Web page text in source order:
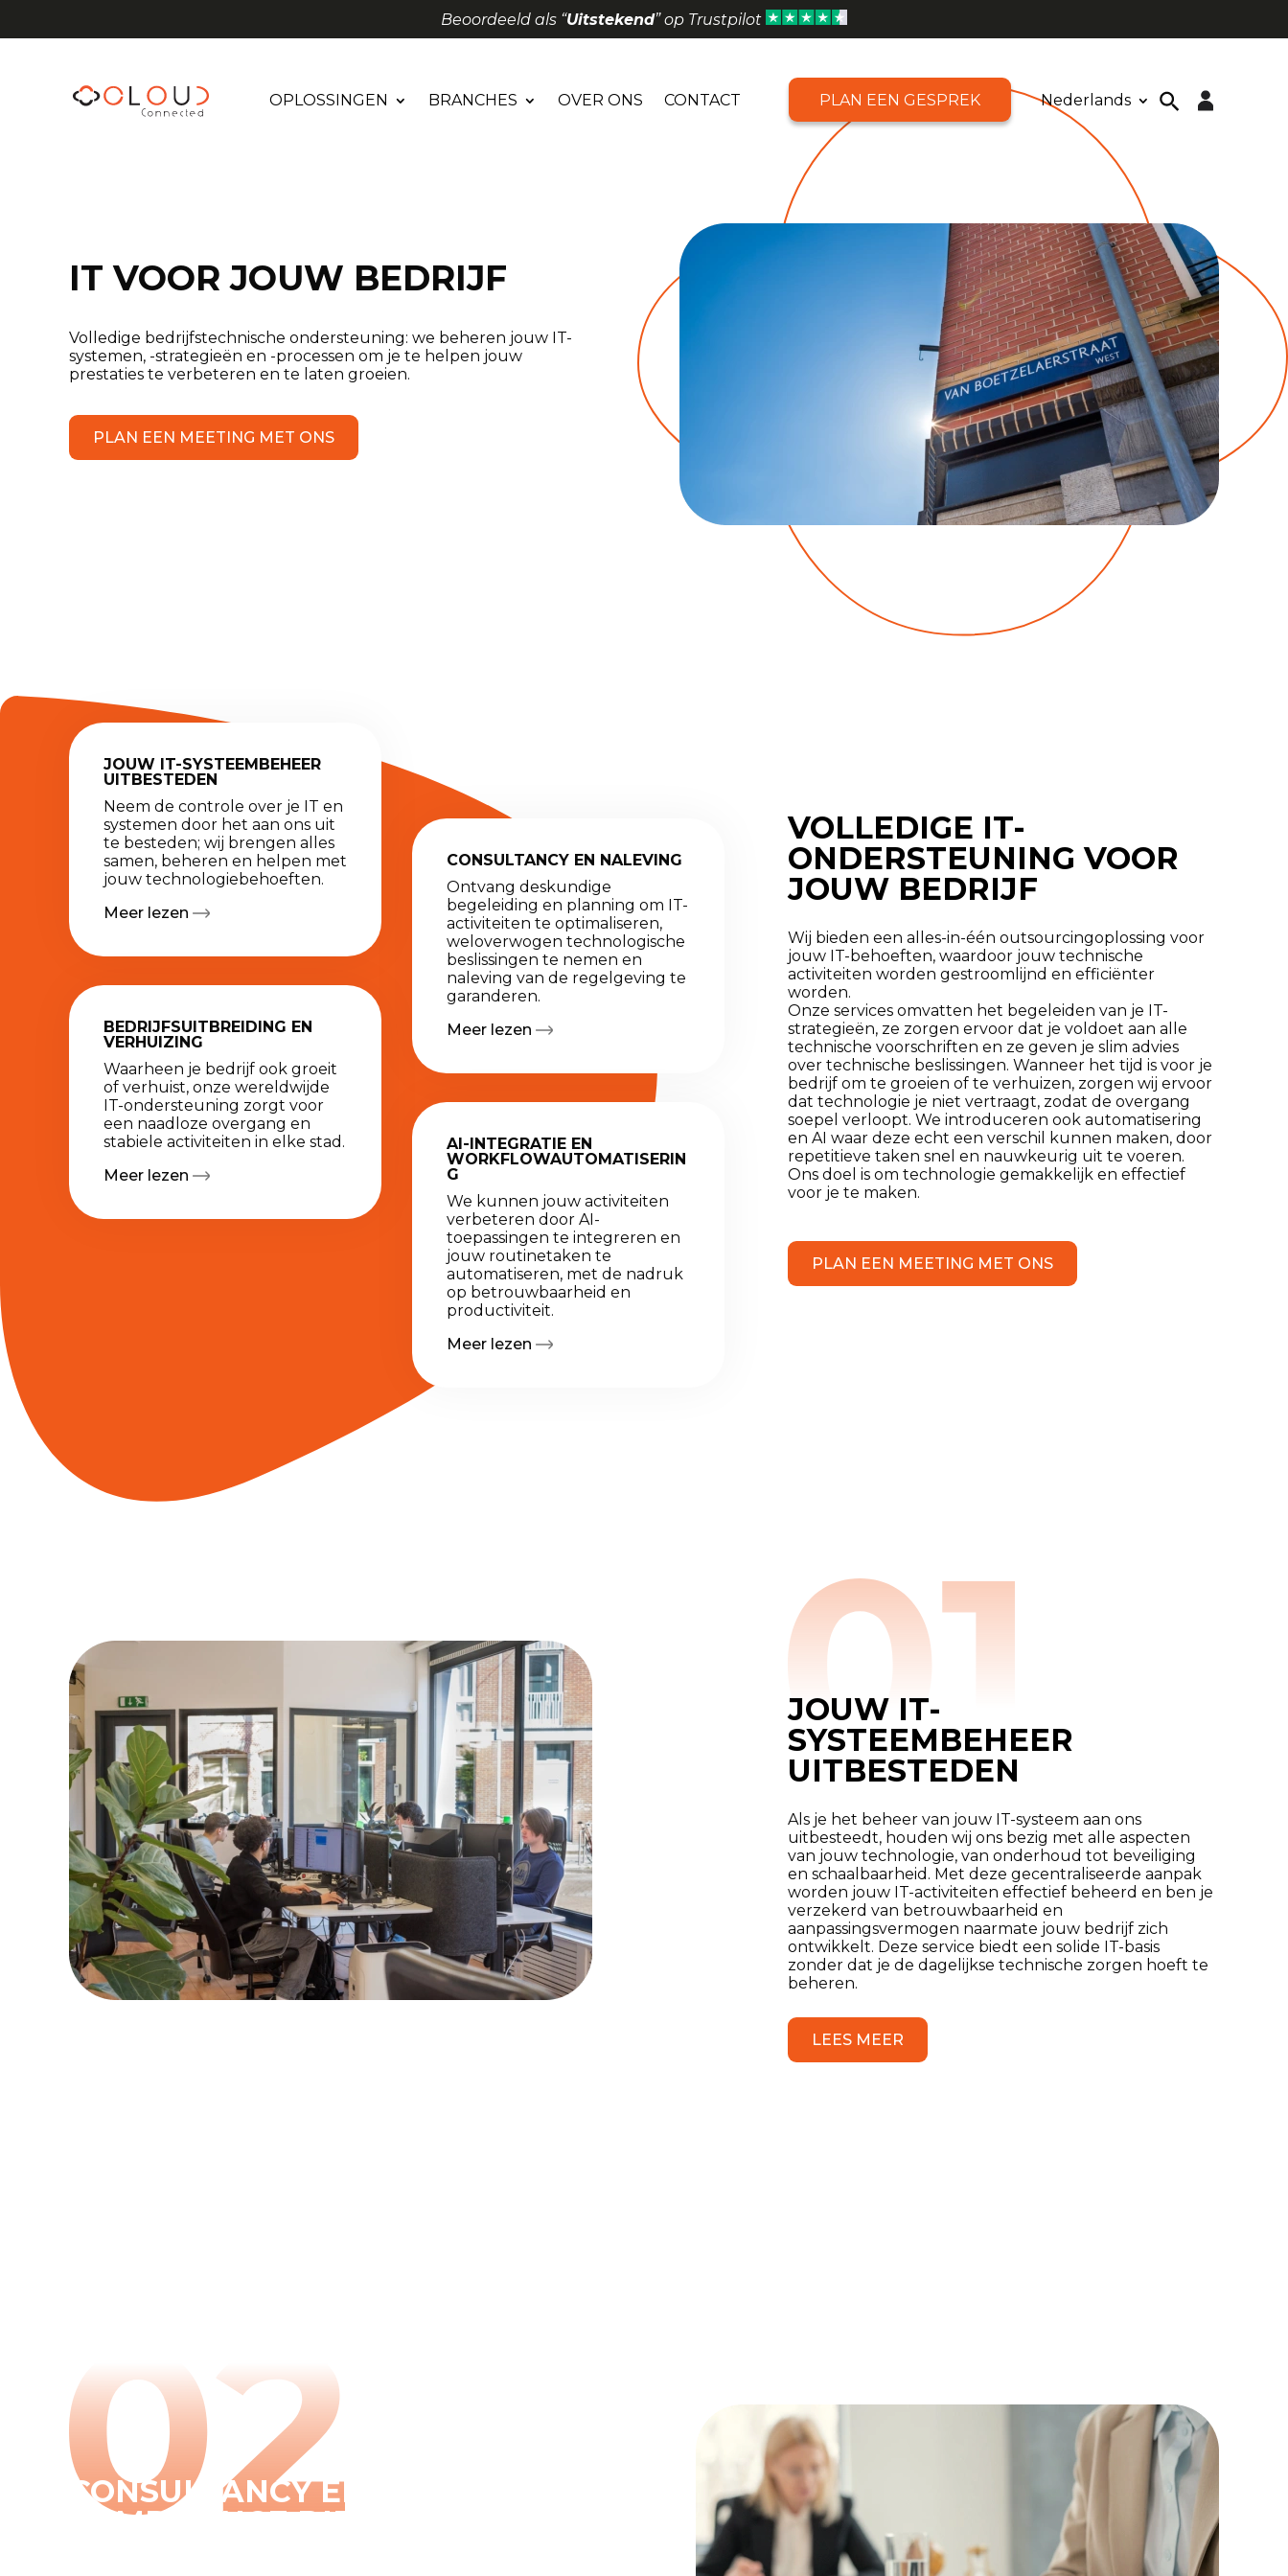
Beoordeeld als “Uitstekend” op Trustpilot
OPLOSSINGEN BRANCHES OVER ONS CONTACT PLAN EEN GESPREK Nederlands
IT VOOR JOUW BEDRIJF
Volledige bedrijfstechnische ondersteuning: we beheren jouw IT-
systemen, -strategieën en -processen om je te helpen jouw
prestaties te verbeteren en te laten groeien.
PLAN EEN MEETING MET ONS
JOUW IT-SYSTEEMBEHEER
UITBESTEDEN
Neem de controle over je IT en
systemen door het aan ons uit
te besteden; wij brengen alles
samen, beheren en helpen met
jouw technologiebehoeften.
Meer lezen
BEDRIJFSUITBREIDING EN
VERHUIZING
Waarheen je bedrijf ook groeit
of verhuist, onze wereldwijde
IT-ondersteuning zorgt voor
een naadloze overgang en
stabiele activiteiten in elke stad.
Meer lezen
CONSULTANCY EN NALEVING
Ontvang deskundige
begeleiding en planning om IT-
activiteiten te optimaliseren,
weloverwogen technologische
beslissingen te nemen en
naleving van de regelgeving te
garanderen.
Meer lezen
AI-INTEGRATIE EN
WORKFLOWAUTOMATISERIN
G
We kunnen jouw activiteiten
verbeteren door AI-
toepassingen te integreren en
jouw routinetaken te
automatiseren, met de nadruk
op betrouwbaarheid en
productiviteit.
Meer lezen
VOLLEDIGE IT-
ONDERSTEUNING VOOR
JOUW BEDRIJF
Wij bieden een alles-in-één outsourcingoplossing voor
jouw IT-behoeften, waardoor jouw technische
activiteiten worden gestroomlijnd en efficiënter
worden.
Onze services omvatten het begeleiden van je IT-
strategieën, ze zorgen ervoor dat je voldoet aan alle
technische voorschriften en ze geven je slim advies
over technische beslissingen. Wanneer het tijd is voor je
bedrijf om te groeien of te verhuizen, zorgen wij ervoor
dat technologie je niet vertraagt, zodat de overgang
soepel verloopt. We introduceren ook automatisering
en AI waar deze echt een verschil kunnen maken, door
repetitieve taken snel en nauwkeurig uit te voeren.
Ons doel is om technologie gemakkelijk en effectief
voor je te maken.
PLAN EEN MEETING MET ONS
JOUW IT-
SYSTEEMBEHEER
UITBESTEDEN
Als je het beheer van jouw IT-systeem aan ons
uitbesteedt, houden wij ons bezig met alle aspecten
van jouw technologie, van onderhoud tot beveiliging
en schaalbaarheid. Met deze gecentraliseerde aanpak
worden jouw IT-activiteiten effectief beheerd en ben je
verzekerd van betrouwbaarheid en
aanpassingsvermogen naarmate jouw bedrijf zich
ontwikkelt. Deze service biedt een solide IT-basis
zonder dat je de dagelijkse technische zorgen hoeft te
beheren.
LEES MEER
CONSULTANCY EN
COMPLIANCE DIENSTEN